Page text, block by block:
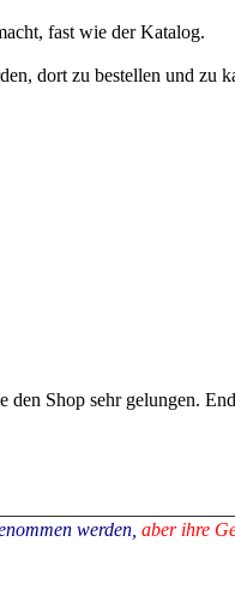
fast wie der Katalog.
dort zu bestellen und zu
den Shop sehr gelungen.
werden, aber ihre